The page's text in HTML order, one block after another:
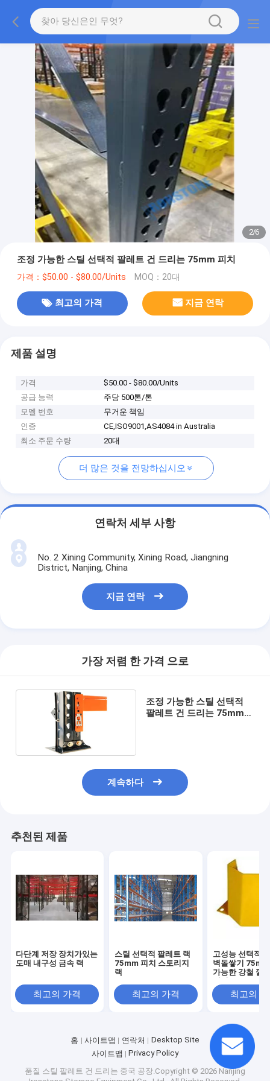
2/6
조정 가능한 스틸 선택적 팔레트 건 드리는 75mm 피치
가격：$50.00 - $80.00/Units MOQ：20대
최고의 가격 지금 연락
제품 설명
가격
$50.00 - $80.00/Units
공급 능력
주당 500톤/톤
모델 번호
무거운 책임
인증
CE,ISO9001,AS4084 in Australia
최소 주문 수량
20대
더 많은 것을 전망하십시오
연락처 세부 사항
No. 2 Xining Community, Xining Road, Jiangning
District, Nanjing, China
지금 연락
가장 저렴 한 가격 으로
조정 가능한 스틸 선택적
팔레트 건 드리는 75mm
계속하다
추천된 제품
다단계 저장 장치가있는
도매 내구성 금속 랙
최고의 가격
스틸 선택적 팔레트 랙
75mm 피치 스토리지
랙
최고의 가격
고성능 선택적
벽돌쌓기
가능한 강철 깔
최고의
홈 사이트맵 연락처
Desktop Site
사이트맵
Privacy Policy
품질 스틸 팔레트 건 드리는 중국 공장.Copyright © 2026 Nanjing